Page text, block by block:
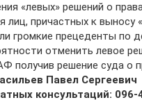
«левых» решений о
лиц, причастных к
громкие прецеденты по
отменить левое
получив решение суда о
Павел Сергеевич
консультаций: